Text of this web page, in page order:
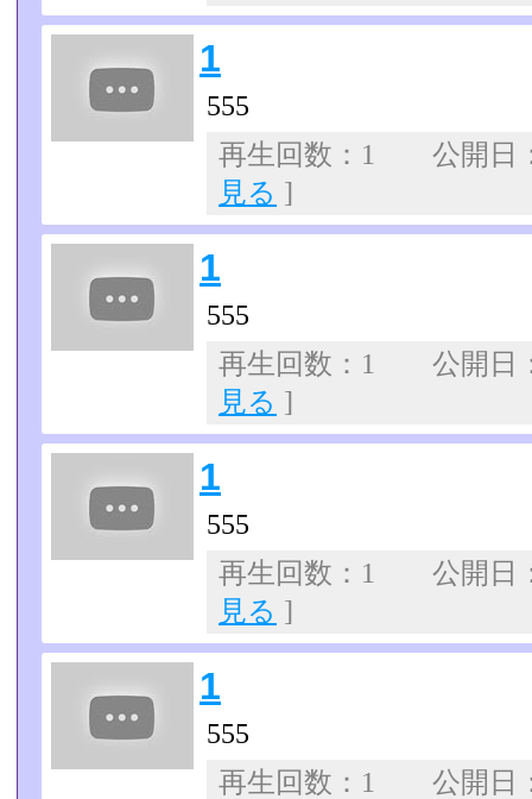
1
555
再生回数：1 公開
見る ]
1
555
再生回数：1 公開
見る ]
1
555
再生回数：1 公開
見る ]
1
555
再生回数：1 公開